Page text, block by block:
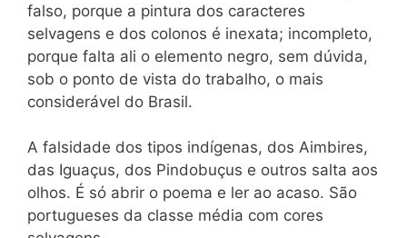
falso, porque a pintura dos caracteres
selvagens e dos colonos é inexata; incompleto,
porque falta ali o elemento negro, sem dúvida,
sob o ponto de vista do trabalho, o mais
considerável do Brasil.
A falsidade dos tipos indígenas, dos Aimbires,
das Iguaçus, dos Pindobuçus e outros salta aos
olhos. É só abrir o poema e ler ao acaso. São
portugueses da classe média com cores